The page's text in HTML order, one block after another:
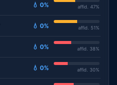
💧 0% affid. 47%
💧 0% affid. 51%
💧 0% affid. 38%
💧 0% affid. 30%